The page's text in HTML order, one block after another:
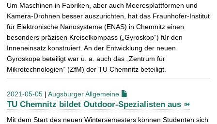
Um Maschinen in Fabriken, aber auch Meeresplattformen und
Kamera-Drohnen besser auszurichten, hat das Fraunhofer-Institut
für Elektronische Nanosysteme (ENAS) in Chemnitz einen
besonders präzisen Kreiselkompass („Gyroskop“) für den
Inneneinsatz konstruiert. An der Entwicklung der neuen
Gyroskope beteiligt war u. a. auch das „Zentrum für
Mikrotechnologien“ (ZfM) der TU Chemnitz beteiligt.
2021-05-05 | Augsburger Allgemeine
TU Chemnitz bildet Outdoor-Spezialisten aus
Mit dem Start des neuen Wintersemesters können Studenten sich